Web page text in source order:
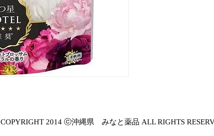
COPYRIGHT 2014 ⓒ沖縄県 みなと薬品 ALL RIGHTS